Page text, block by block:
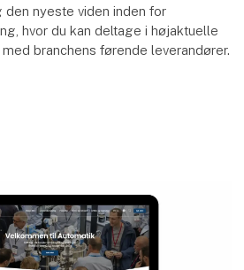
den nyeste viden inden for
hvor du kan deltage i højaktuelle
branchens førende leverandører.